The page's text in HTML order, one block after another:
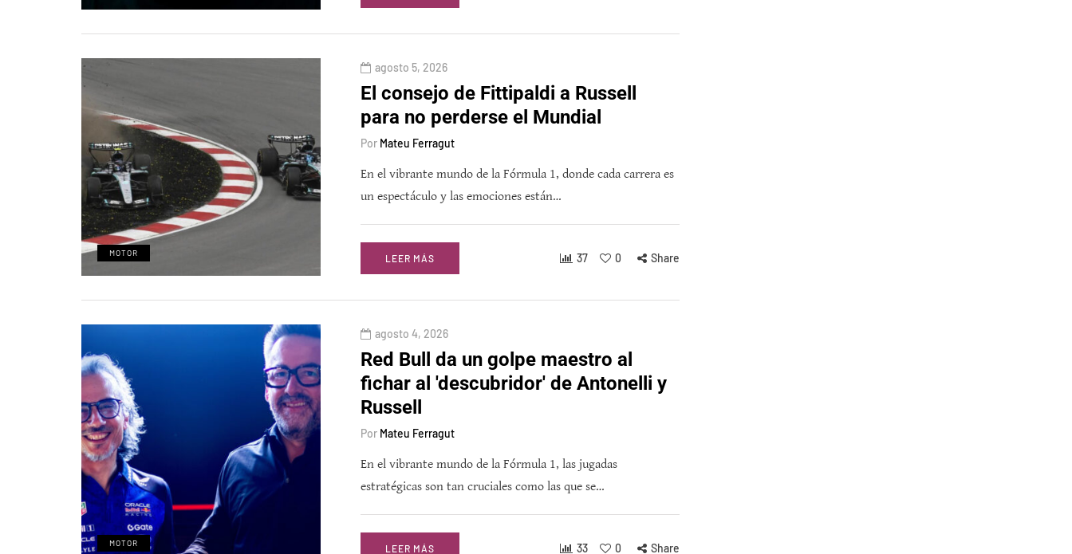
MOTOR
agosto 5, 2026
El consejo de Fittipaldi a Russell
para no perderse el Mundial
Por Mateu Ferragut
En el vibrante mundo de la Fórmula 1, donde cada carrera es
un espectáculo y las emociones están…
LEER MÁS 37 0 Share
MOTOR
agosto 4, 2026
Red Bull da un golpe maestro al
fichar al 'descubridor' de Antonelli y
Russell
Por Mateu Ferragut
En el vibrante mundo de la Fórmula 1, las jugadas
estratégicas son tan cruciales como las que se…
LEER MÁS 33 0 Share